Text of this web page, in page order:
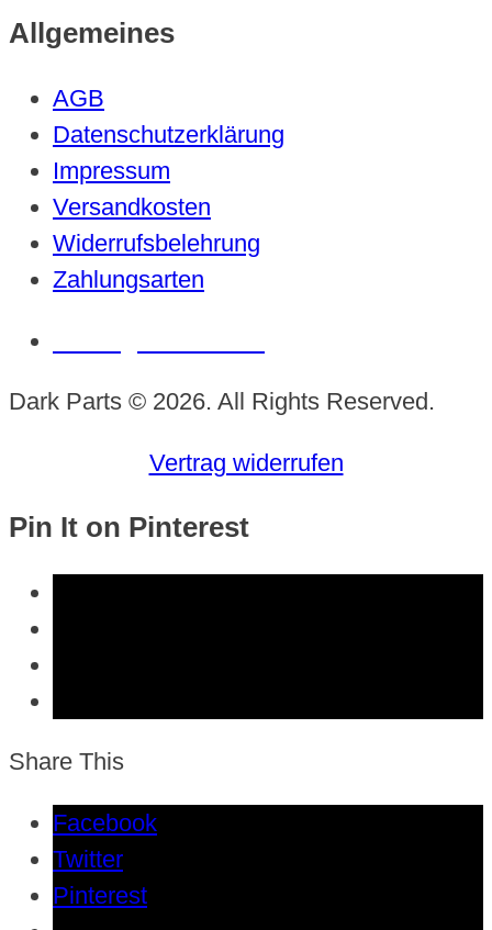
Allgemeines
AGB
Datenschutzerklärung
Impressum
Versandkosten
Widerrufsbelehrung
Zahlungsarten
Dark Parts © 2026. All Rights Reserved.
Vertrag widerrufen
Pin It on Pinterest
Share This
Facebook
Twitter
Pinterest